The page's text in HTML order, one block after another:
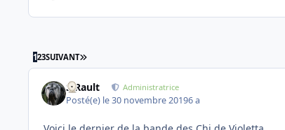
123SUIVANT DERNIÈRE PAGE
S.Rault Administratrice
Posté(e) le 30 novembre 20196 a